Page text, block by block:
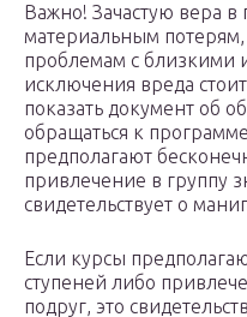
Важно! Зачастую вера в
материальным
проблемам с близкими
исключения вреда
показать документ об
обращаться к
предполагают
привлечение в группу
свидетельствует о
Если курсы
ступеней либо
подруг, это